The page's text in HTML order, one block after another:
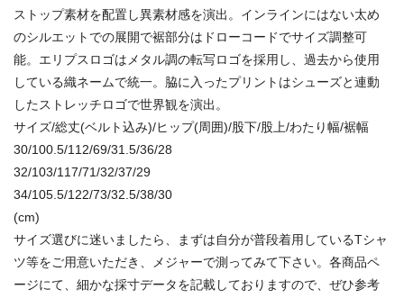
ストップ素材を配置し異素材感を演出。インラインにはない太め
のシルエットでの展開で裾部分はドローコードでサイズ調整可
能。エリプスロゴはメタル調の転写ロゴを採用し、過去から使用
している織ネームで統一。脇に入ったプリントはシューズと連動
したストレッチロゴで世界観を演出。
サイズ/総丈(ベルト込み)/ヒップ(周囲)/股下/股上/わたり幅/裾幅
30/100.5/112/69/31.5/36/28
32/103/117/71/32/37/29
34/105.5/122/73/32.5/38/30
(cm)
サイズ選びに迷いましたら、まずは自分が普段着用しているTシャ
ツ等をご用意いただき、メジャーで測ってみて下さい。各商品ペ
ージにて、細かな採寸データを記載しておりますので、ぜひ参考